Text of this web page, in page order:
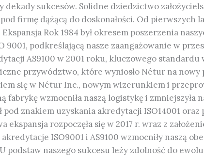
sukcesów. Solidne dziedzictwo
firmę dążącą do doskonałości. Od pierwszych
Rok 1984 był okresem poszerzenia
9001, podkreślającą nasze zaangażowanie w
AS9100 w 2001 roku, kluczowego
przywództwo, które wyniosło Nétur na nowy
się w Nétur Inc., nowym wizerunkiem i
wzmocniła naszą logistykę i zmniejszyła
znakiem uzyskania akredytacji ISO14001
rozpoczęła się w 2017 r. wraz z
ISO9001 i AS9100 wzmocniły naszą
podstaw naszego sukcesu leży zdolność do